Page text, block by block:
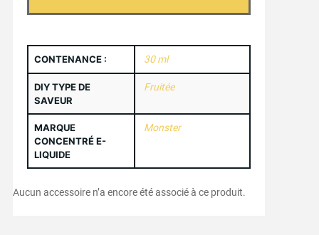
CONTENANCE : 30 ml
DIY TYPE DE
SAVEUR
Fruitée
MARQUE
CONCENTRÉ E-
LIQUIDE
Monster
Aucun accessoire n’a encore été associé à ce produit.